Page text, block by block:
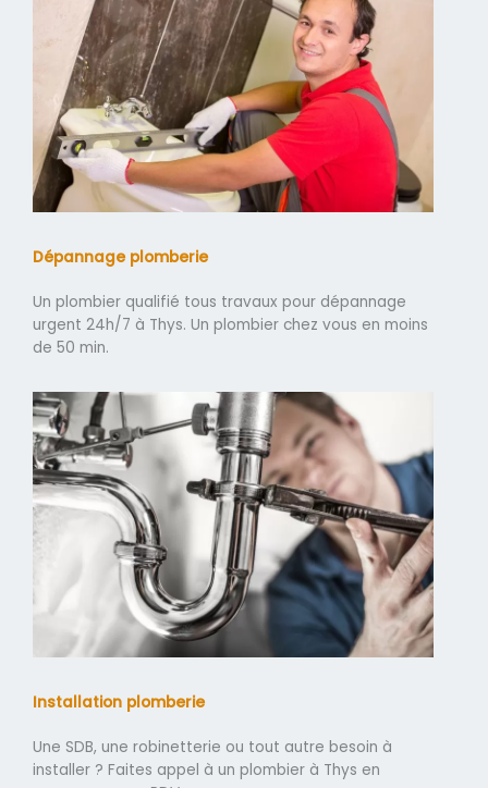
Dépannage plomberie
Un plombier qualifié tous travaux pour dépannage
urgent 24h/7 à Thys. Un plombier chez vous en moins
de 50 min.
Installation plomberie
Une SDB, une robinetterie ou tout autre besoin à
installer ? Faites appel à un plombier à Thys en